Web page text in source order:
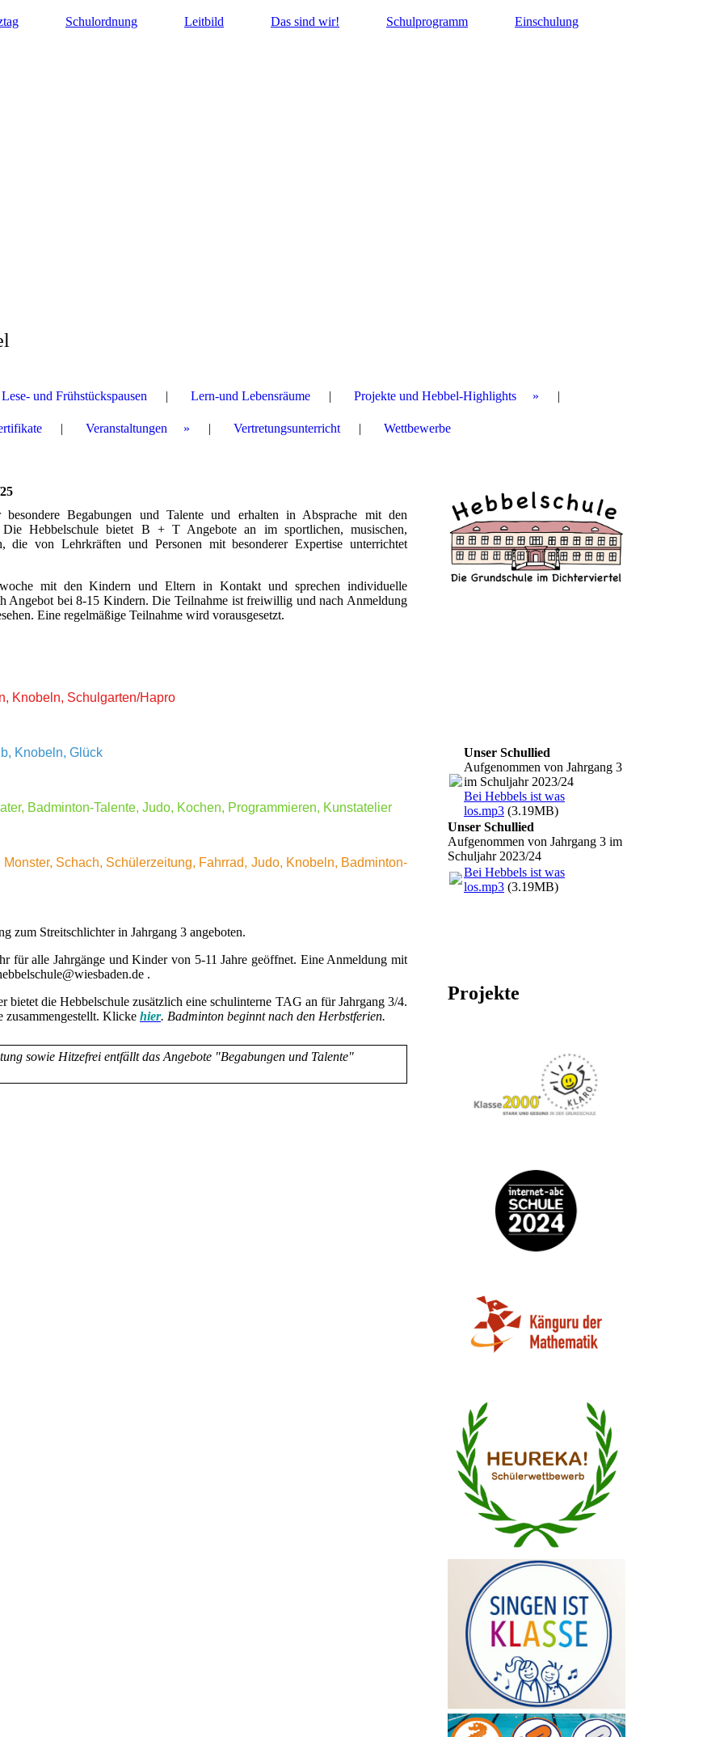
Schulordnung Leitbild Das sind wir! Schulprogramm Einschulung
und Frühstückspausen Lern-und Lebensräume Projekte und Hebbel-Highlights
Veranstaltungen Vertretungsunterricht Wettbewerbe
Begabungen und Talente und erhalten in Absprache mit den
Die Hebbelschule bietet B + T Angebote an im sportlichen, musischen,
die von Lehrkräften und Personen mit besonderer Expertise unterrichtet
mit den Kindern und Eltern in Kontakt und sprechen individuelle
Angebot bei 8-15 Kindern. Die Teilnahme ist freiwillig und nach Anmeldung
Eine regelmäßige Teilnahme wird vorausgesetzt.
Knobeln, Schulgarten/Hapro
Knobeln, Glück
Badminton-Talente, Judo, Kochen, Programmieren, Kunstatelier
Schach, Schülerzeitung, Fahrrad, Judo, Knobeln, Badminton-
zum Streitschlichter in Jahrgang 3 angeboten.
für alle Jahrgänge und Kinder von 5-11 Jahre geöffnet. Eine Anmeldung mit
.
bietet die Hebbelschule zusätzlich eine schulinterne TAG an für Jahrgang 3/4.
zusammengestellt. Klicke hier. Badminton beginnt nach den Herbstferien.
sowie Hitzefrei entfällt das Angebote "Begabungen und Talente"
Unser Schullied
Aufgenommen von Jahrgang 3
im Schuljahr 2023/24
Bei Hebbels ist was
los.mp3 (3.19MB)
Unser Schullied
Aufgenommen von Jahrgang 3 im
Schuljahr 2023/24
Bei Hebbels ist was
los.mp3 (3.19MB)
Projekte